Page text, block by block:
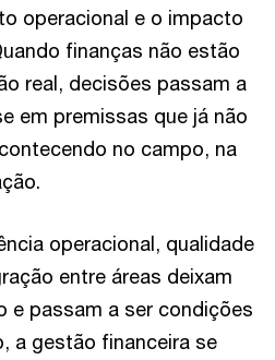
operacional e o impacto
finanças não estão
real, decisões passam a
em premissas que já não
no campo, na
operacional, qualidade
entre áreas deixam
e passam a ser condições
a gestão financeira se